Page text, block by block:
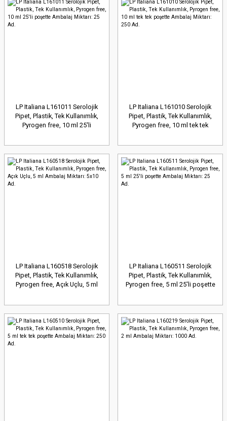
LP Italiana L161011 Serolojik
Pipet, Plastik, Tek Kullanımlık,
Pyrogen free, 10 ml 25'li
LP Italiana L161010 Serolojik
Pipet, Plastik, Tek Kullanımlık,
Pyrogen free, 10 ml tek tek
LP Italiana L160518 Serolojik
Pipet, Plastik, Tek Kullanımlık,
Pyrogen free, Açık Uçlu, 5 ml
LP Italiana L160511 Serolojik
Pipet, Plastik, Tek Kullanımlık,
Pyrogen free, 5 ml 25'li poşette